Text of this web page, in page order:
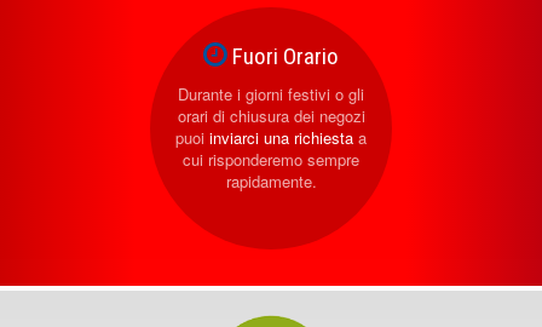
Fuori Orario
Durante i giorni festivi o gli
orari di chiusura dei negozi
puoi inviarci una richiesta a
cui risponderemo sempre
rapidamente.